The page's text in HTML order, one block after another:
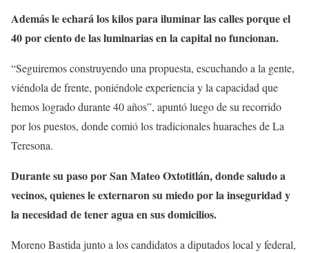
Además le echará los kilos para iluminar las calles porque el
40 por ciento de las luminarias en la capital no funcionan.
“Seguiremos construyendo una propuesta, escuchando a la gente,
viéndola de frente, poniéndole experiencia y la capacidad que
hemos logrado durante 40 años”, apuntó luego de su recorrido
por los puestos, donde comió los tradicionales huaraches de La
Teresona.
Durante su paso por San Mateo Oxtotitlán, donde saludo a
vecinos, quienes le externaron su miedo por la inseguridad y
la necesidad de tener agua en sus domicilios.
Moreno Bastida junto a los candidatos a diputados local y federal,